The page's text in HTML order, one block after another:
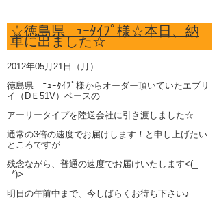
☆徳島県 ﾆｭｰﾀｲﾌﾟ様☆本日、納
車に出ました☆
2012年05月21日（月）
徳島県 ﾆｭｰﾀｲﾌﾟ様からオーダー頂いていたエブリ
イ（DＥ51V）ベースの
アーリータイプを陸送会社に引き渡しました☆
通常の3倍の速度でお届けします！と申し上げたい
ところですが
残念ながら、普通の速度でお届けいたします<(_
_*)>
明日の午前中まで、今しばらくお待ち下さい♪